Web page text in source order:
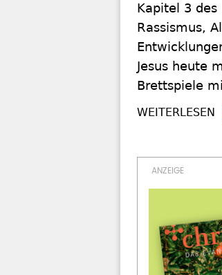
Kapitel 3
Rassismus,
Jesus heute
Brettspiele